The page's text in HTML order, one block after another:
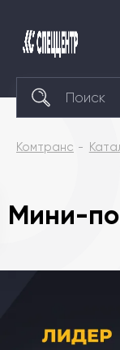
Комтранс
Мини-